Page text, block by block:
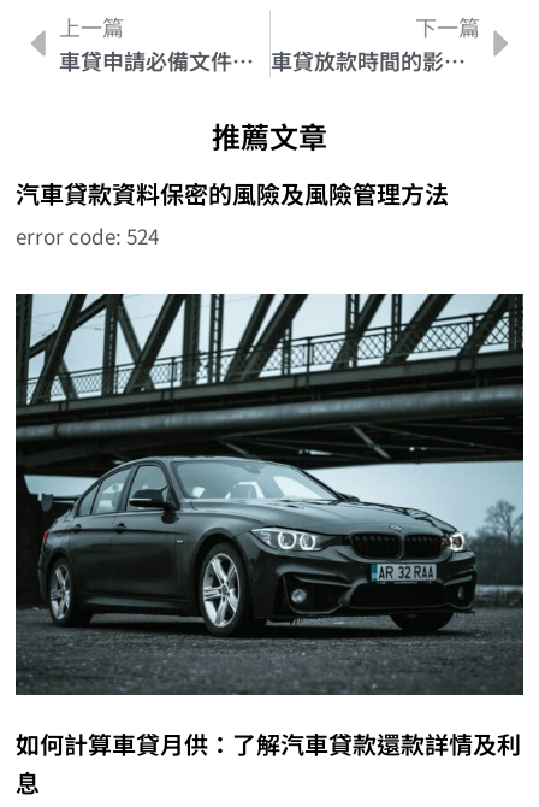
上一篇
車貸申請必備文件解析：詳盡指南與實用建議
下一篇
車貸放款時間的影響因素及如何加速審核速度
推薦文章
汽車貸款資料保密的風險及風險管理方法
error code: 524
如何計算車貸月供：了解汽車貸款還款詳情及利
息